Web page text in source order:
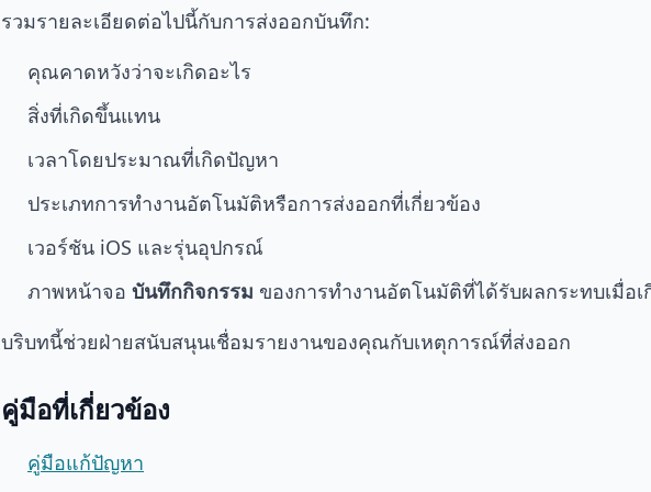
รวมรายละเอียดต่อไปนี้กับการส่งออกบันทึก:
คุณคาดหวังว่าจะเกิดอะไร
สิ่งที่เกิดขึ้นแทน
เวลาโดยประมาณที่เกิดปัญหา
ประเภทการทำงานอัตโนมัติหรือการส่งออกที่เกี่ยวข้อง
เวอร์ชัน iOS และรุ่นอุปกรณ์
ภาพหน้าจอ บันทึกกิจกรรม ของการทำงานอัตโนมัติที่ได้รับผลกระทบเมื่อเ
บริบทนี้ช่วยฝ่ายสนับสนุนเชื่อมรายงานของคุณกับเหตุการณ์ที่ส่งออก
คู่มือที่เกี่ยวข้อง
คู่มือแก้ปัญหา